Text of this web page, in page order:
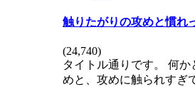
触りたがりの攻めと慣れ
(24,740)
タイトル通りです。 何
めと、攻めに触られすぎ